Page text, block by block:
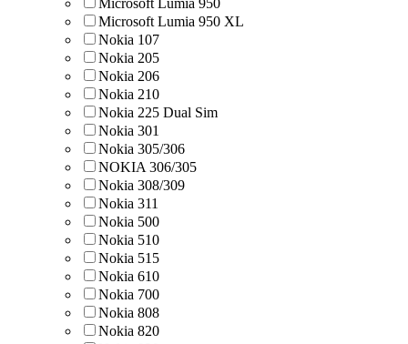
Microsoft Lumia 950 XL
Nokia 107
Nokia 205
Nokia 206
Nokia 210
Nokia 225 Dual Sim
Nokia 301
Nokia 305/306
NOKIA 306/305
Nokia 308/309
Nokia 311
Nokia 500
Nokia 510
Nokia 515
Nokia 610
Nokia 700
Nokia 808
Nokia 820